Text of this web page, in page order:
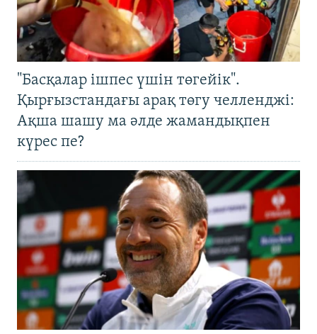
"Басқалар ішпес үшін төгейік".
Қырғызстандағы арақ төгу челленджі:
Ақша шашу ма әлде жамандықпен
күрес пе?